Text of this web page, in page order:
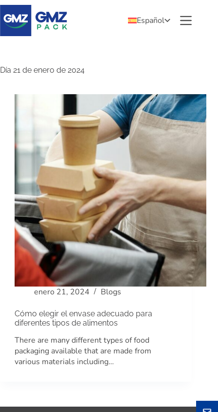
Español
Día 21 de enero de 2024
enero 21, 2024 Blogs
Cómo elegir el envase adecuado para
diferentes tipos de alimentos
There are many different types of food
packaging available that are made from
various materials including…